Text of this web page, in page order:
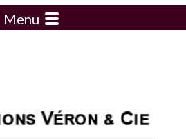
Menu